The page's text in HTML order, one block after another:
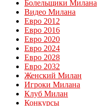
Болельщики Милана
Видео Милана
Евро 2012
Евро 2016
Евро 2020
Евро 2024
Евро 2028
Евро 2032
Женский Милан
Игроки Милана
Клуб Милан
Конкурсы